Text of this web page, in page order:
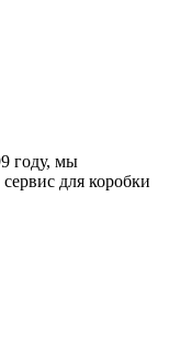
году, мы
для коробки